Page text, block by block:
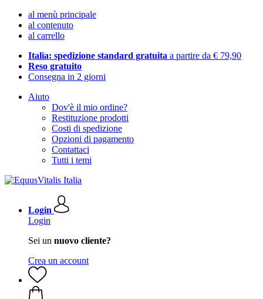
al menù principale
al contenuto
al carrello
Italia: spedizione standard gratuita a partire da € 79,90
Reso gratuito
Consegna in 2 giorni
Aiuto
Dov'è il mio ordine?
Restituzione prodotti
Costi di spedizione
Opzioni di pagamento
Contattaci
Tutti i temi
Login
Login
Sei un nuovo cliente?
Crea un account